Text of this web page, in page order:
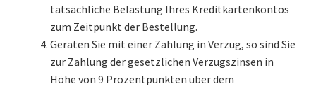
tatsächliche Belastung Ihres Kreditkartenkontos
zum Zeitpunkt der Bestellung.
Geraten Sie mit einer Zahlung in Verzug, so sind Sie
zur Zahlung der gesetzlichen Verzugszinsen in
Höhe von 9 Prozentpunkten über dem